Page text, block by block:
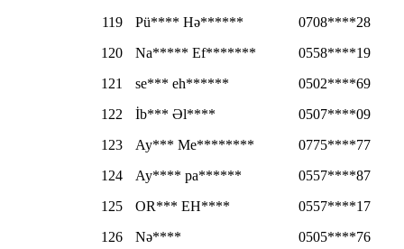
119
Pü**** Hə******
0708****28
120
Na***** Ef*******
0558****19
121
se*** eh******
0502****69
122
İb*** Əl****
0507****09
123
Ay*** Me********
0775****77
124
Ay**** pa******
0557****87
125
OR*** EH****
0557****17
126
Nə****
0505****76